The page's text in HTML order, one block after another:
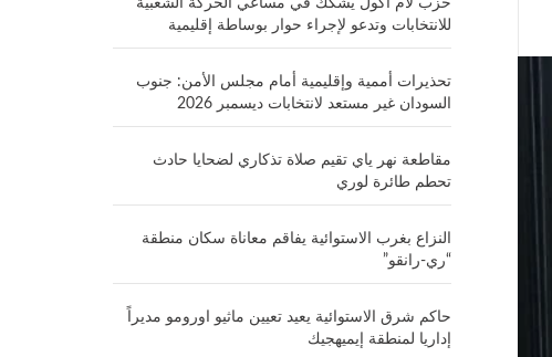
حزب لام أكول يشكك في مساعي الحركة الشعبية
للانتخابات وتدعو لإجراء حوار بوساطة إقليمية
تحذيرات أممية وإقليمية أمام مجلس الأمن: جنوب
السودان غير مستعد لانتخابات ديسمبر 2026
مقاطعة نهر ياي تقيم صلاة تذكاري لضحايا حادث
تحطم طائرة لوري
النزاع بغرب الاستوائية يفاقم معاناة سكان منطقة
“ري-رانقو”
حاكم شرق الاستوائية يعيد تعيين ماثيو اورومو مديراً
إداريا لمنطقة إيميهجيك